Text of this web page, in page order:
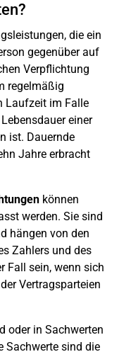
die ein
gegenüber auf
Verpflichtung
regelmäßig
Laufzeit im Falle
einer
ist. Dauernde
Jahre erbracht
können
werden. Sie sind
hängen von den
Zahlers und des
Fall sein, wenn sich
Vertragsparteien
oder in Sachwerten
Sachwerte sind die